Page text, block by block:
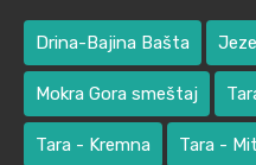
Drina-Bajina Bašta
Mokra Gora smeštaj
Tara - Kremna Tara -